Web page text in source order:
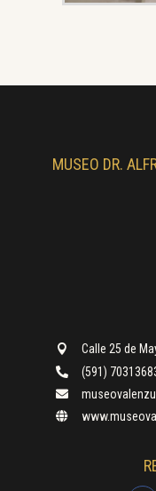
MUSEO DR.
 Calle 25 de
 (591)

